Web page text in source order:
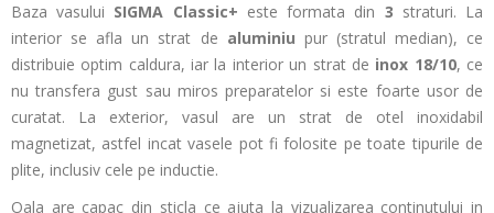
Baza vasului SIGMA Classic+ este formata din 3 straturi. La
interior se afla un strat de aluminiu pur (stratul median), ce
distribuie optim caldura, iar la interior un strat de inox 18/10, ce
nu transfera gust sau miros preparatelor si este foarte usor de
curatat. La exterior, vasul are un strat de otel inoxidabil
magnetizat, astfel incat vasele pot fi folosite pe toate tipurile de
plite, inclusiv cele pe inductie.
Oala are capac din sticla ce ajuta la vizualizarea continutului in